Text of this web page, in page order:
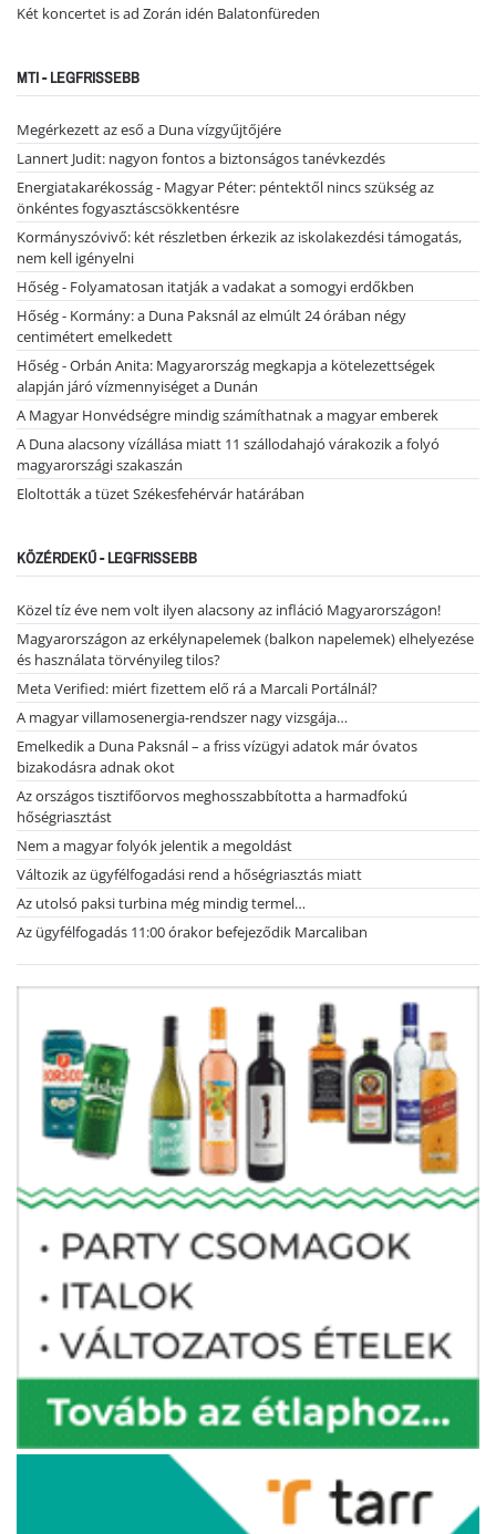
Két koncertet is ad Zorán idén Balatonfüreden
MTI - LEGFRISSEBB
Megérkezett az eső a Duna vízgyűjtőjére
Lannert Judit: nagyon fontos a biztonságos tanévkezdés
Energiatakarékosság - Magyar Péter: péntektől nincs szükség az
önkéntes fogyasztáscsökkentésre
Kormányszóvivő: két részletben érkezik az iskolakezdési támogatás,
nem kell igényelni
Hőség - Folyamatosan itatják a vadakat a somogyi erdőkben
Hőség - Kormány: a Duna Paksnál az elmúlt 24 órában négy
centimétert emelkedett
Hőség - Orbán Anita: Magyarország megkapja a kötelezettségek
alapján járó vízmennyiséget a Dunán
A Magyar Honvédségre mindig számíthatnak a magyar emberek
A Duna alacsony vízállása miatt 11 szállodahajó várakozik a folyó
magyarországi szakaszán
Eloltották a tüzet Székesfehérvár határában
KÖZÉRDEKŰ - LEGFRISSEBB
Közel tíz éve nem volt ilyen alacsony az infláció Magyarországon!
Magyarországon az erkélynapelemek (balkon napelemek) elhelyezése
és használata törvényileg tilos?
Meta Verified: miért fizettem elő rá a Marcali Portálnál?
A magyar villamosenergia-rendszer nagy vizsgája…
Emelkedik a Duna Paksnál – a friss vízügyi adatok már óvatos
bizakodásra adnak okot
Az országos tisztifőorvos meghosszabbította a harmadfokú
hőségriasztást
Nem a magyar folyók jelentik a megoldást
Változik az ügyfélfogadási rend a hőségriasztás miatt
Az utolsó paksi turbina még mindig termel…
Az ügyfélfogadás 11:00 órakor befejeződik Marcaliban